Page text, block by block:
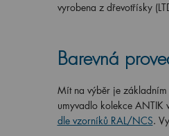
vyrobena z dřevotřísky
Barevná
Mít na výběr je
umyvadlo kolekce
dle vzorníků RAL/NCS.